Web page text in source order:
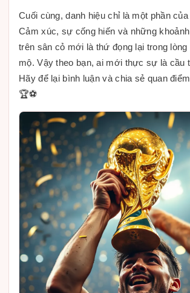
Cuối cùng, danh hiệu chỉ là một phần
Cảm xúc, sự cống hiến và những
trên sân cỏ mới là thứ đọng lại trong
mộ. Vậy theo bạn, ai mới thực sự là cầu
Hãy để lại bình luận và chia sẻ quan
🏆⚽